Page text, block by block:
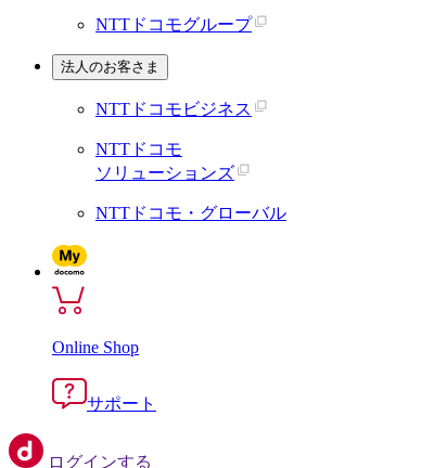
NTTドコモグループ
法人のお客さま
NTTドコモビジネス
NTTドコモ
ソリューションズ
NTTドコモ・グローバル
Online Shop
サポート
ログインする